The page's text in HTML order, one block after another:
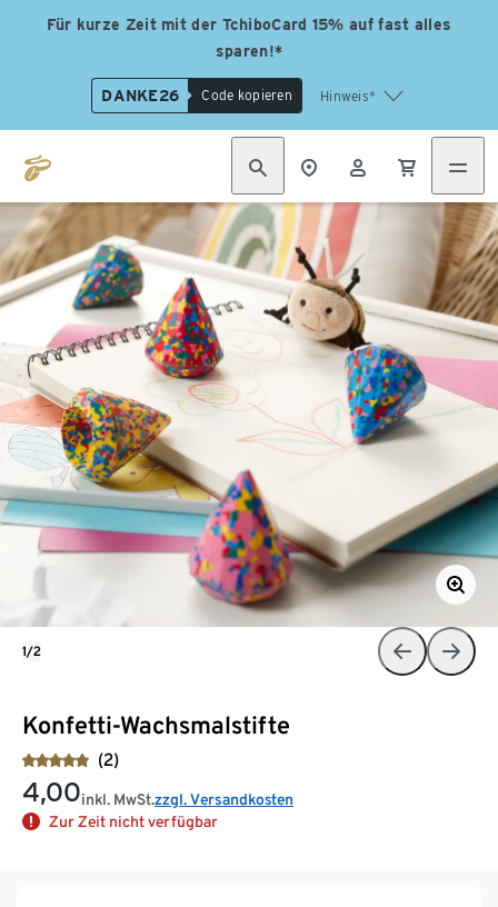
Für kurze Zeit mit der TchiboCard 15% auf fast alles
sparen!*
DANKE26 Code kopieren Hinweis*
Konfetti-Wachsmalstifte
(2)
4,00inkl. MwSt.zzgl. Versandkosten
Zur Zeit nicht verfügbar
1/2